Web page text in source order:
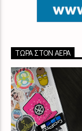
ΤΏΡΑ ΣΤΟΝ ΑΈΡΑ